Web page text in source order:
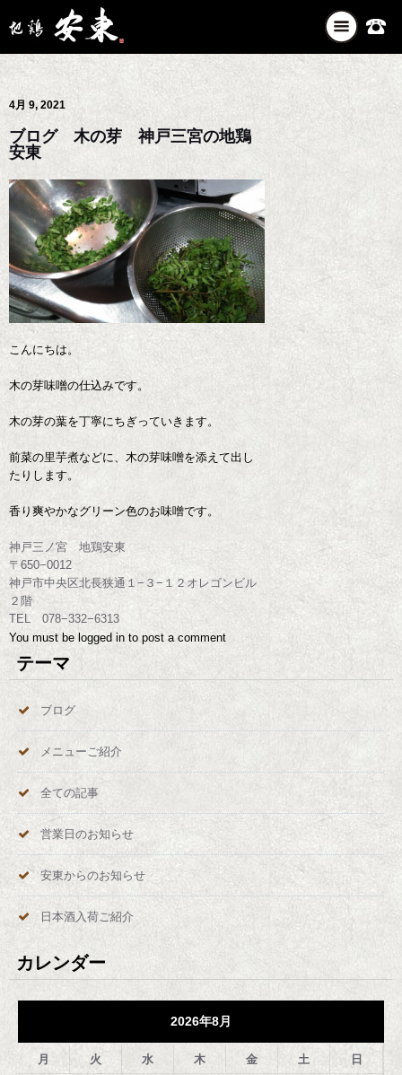
ナ
ビ
ゲ
シ
4月 9, 2021
ブログ 木の芽 神戸三宮の地鶏
安東
こんにちは。
木の芽味噌の仕込みです。
木の芽の葉を丁寧にちぎっていきます。
前菜の里芋煮などに、木の芽味噌を添えて出し
たりします。
香り爽やかなグリーン色のお味噌です。
神戸三ノ宮 地鶏安東
〒650−0012
神戸市中央区北長狭通１−３−１２オレゴンビル
２階
TEL 078−332−6313
You must be logged in to post a comment
テーマ
ブログ
メニューご紹介
全ての記事
営業日のお知らせ
安東からのお知らせ
日本酒入荷ご紹介
カレンダー
2026年8月
月 火 水 木 金 土 日